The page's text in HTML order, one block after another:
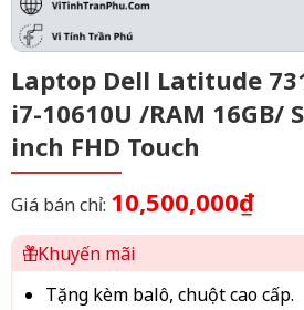
Laptop Dell Latitude
i7-10610U /RAM 16GB/
inch FHD Touch
Giá bán chỉ: 10,500,000₫
Khuyến mãi
Tặng kèm balô, chuột cao cấp.